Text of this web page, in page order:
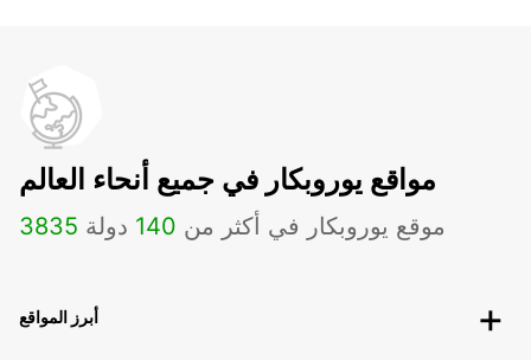
مواقع يوروبكار في جميع أنحاء العالم
3835 موقع يوروبكار في أكثر من 140 دولة
أبرز المواقع